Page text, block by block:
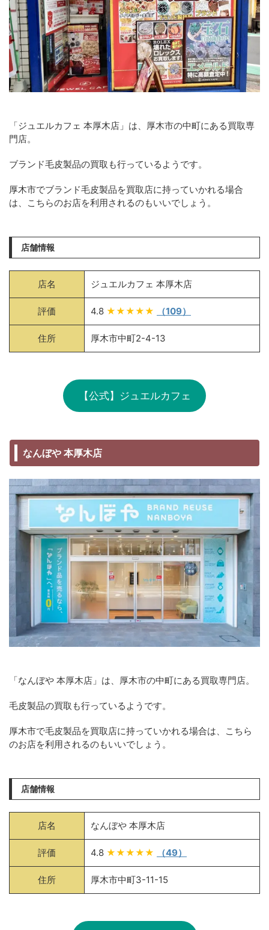
「ジュエルカフェ 本厚木店」は、厚木市の中町にある買取専
門店。
ブランド毛皮製品の買取も行っているようです。
厚木市でブランド毛皮製品を買取店に持っていかれる場合
は、こちらのお店を利用されるのもいいでしょう。
店舗情報
店名 ジュエルカフェ 本厚木店
評価 4.8 ★★★★★ （109）
住所 厚木市中町2-4-13
【公式】ジュエルカフェ
なんぼや 本厚木店
「なんぼや 本厚木店」は、厚木市の中町にある買取専門店。
毛皮製品の買取も行っているようです。
厚木市で毛皮製品を買取店に持っていかれる場合は、こちら
のお店を利用されるのもいいでしょう。
店舗情報
店名 なんぼや 本厚木店
評価 4.8 ★★★★★ （49）
住所 厚木市中町3-11-15